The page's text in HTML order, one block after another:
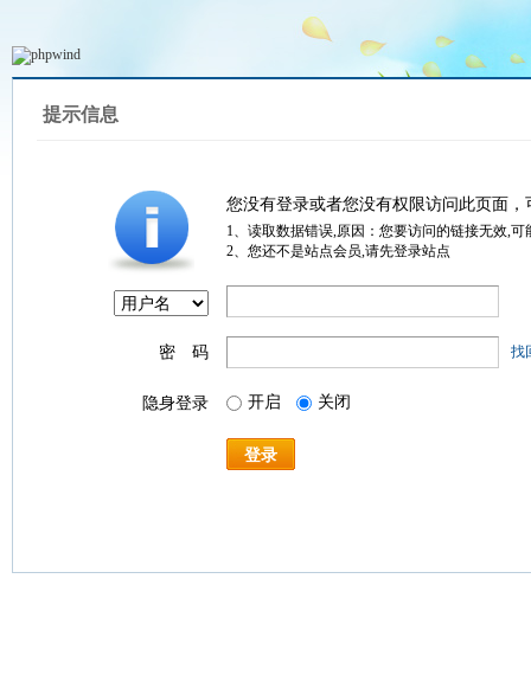
提示信息
您没有登录或者您没有权限访问此页面
1、读取数据错误,原因：您要访问的链接无效,
2、您还不是站点会员,请先登录站点
密 码 找
隐身登录 开启 关闭
登录